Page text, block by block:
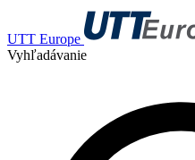
UTT Europe
Vyhľadávanie